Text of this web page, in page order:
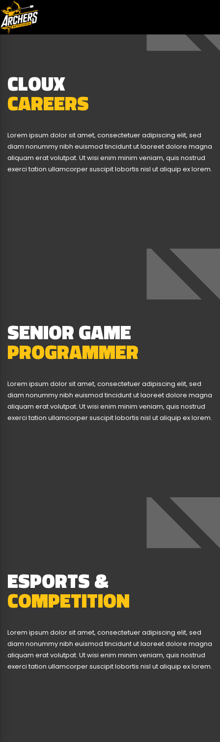
CLOUX
CAREERS
Lorem ipsum dolor sit amet, consectetuer adipiscing elit, sed
diam nonummy nibh euismod tincidunt ut laoreet dolore magna
aliquam erat volutpat. Ut wisi enim minim veniam, quis nostrud
exerci tation ullamcorper suscipit lobortis nisl ut aliquip ex lorem.
SENIOR GAME
PROGRAMMER
Lorem ipsum dolor sit amet, consectetuer adipiscing elit, sed
diam nonummy nibh euismod tincidunt ut laoreet dolore magna
aliquam erat volutpat. Ut wisi enim minim veniam, quis nostrud
exerci tation ullamcorper suscipit lobortis nisl ut aliquip ex lorem.
ESPORTS &
COMPETITION
Lorem ipsum dolor sit amet, consectetuer adipiscing elit, sed
diam nonummy nibh euismod tincidunt ut laoreet dolore magna
aliquam erat volutpat. Ut wisi enim minim veniam, quis nostrud
exerci tation ullamcorper suscipit lobortis nisl ut aliquip ex lorem.